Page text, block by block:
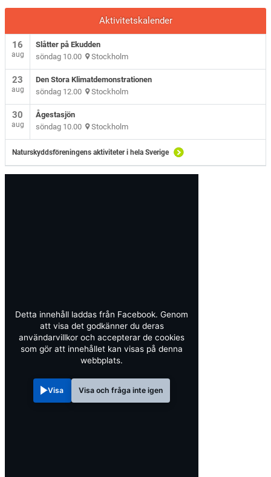
Aktivitetskalender
16
aug
Slåtter på Ekudden
söndag 10.00 Stockholm
23
aug
Den Stora Klimatdemonstrationen
söndag 12.00 Stockholm
30
aug
Ågestasjön
söndag 10.00 Stockholm
Naturskyddsföreningens aktiviteter i hela Sverige
Detta innehåll laddas från Facebook. Genom
att visa det godkänner du deras
användarvillkor och accepterar de cookies
som gör att innehållet kan visas på denna
webbplats.
Visa Visa och fråga inte igen